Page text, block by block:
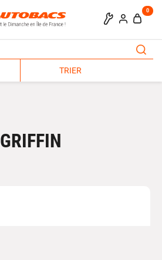
0
TRIER
GRIFFIN